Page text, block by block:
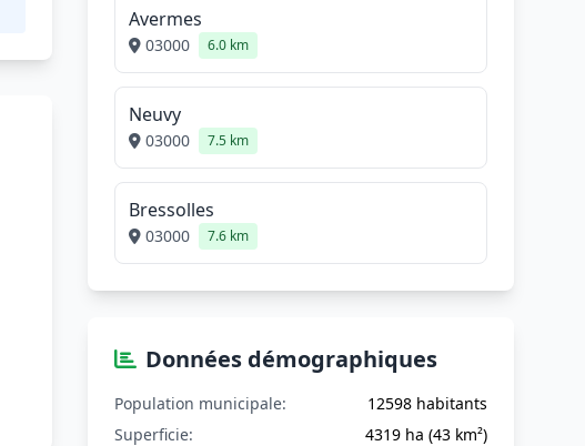
Avermes
03000 6.0 km
Neuvy
03000 7.5 km
Bressolles
03000 7.6 km
Données démographiques
Population municipale:
12598 habitants
Superficie:
4319 ha (43 km²)